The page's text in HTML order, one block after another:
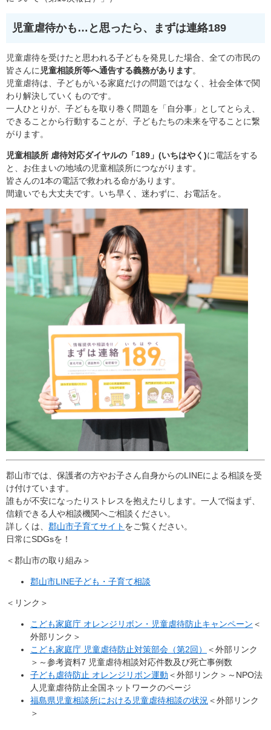
児童虐待かも…と思ったら、まずは連絡189
児童虐待を受けたと思われる子どもを発見した場合、全ての市民の
皆さんに 児童相談所等へ通告する義務があります。
​児童虐待は、子どもがいる家庭だけの問題ではなく、社会全体で関
わり解決していくものです。
​一人ひとりが、子どもを取り巻く問題を「自分事」としてとらえ、
できることから行動することが、子どもたちの未来を守ることに繋
がります。
児童相談所 虐待対応ダイヤルの「189」(いちはやく)に電話をする
と、お住まいの地域の児童相談所につながります。
皆さんの1本の電話で救われる命があります。
間違いでも大丈夫です。いち早く、迷わずに、お電話を。
郡山市では、保護者の方やお子さん自身からのLINEによる相談を受
け付けています。
誰もが不安になったりストレスを抱えたりします。一人で悩まず、
信頼できる人や相談機関へご相談ください。
詳しくは、 郡山市子育てサイト をご覧ください。
日常にSDGsを！
＜郡山市の取り組み＞
郡山市LINE子ども・子育て相談
＜リンク＞
こども家庭庁 オレンジリボン・児童虐待防止キャンペーン ＜
外部リンク＞
こども家庭庁 児童虐待防止対策部会（第2回）
＜外部リンク
＞ ～参考資料7 児童虐待相談対応件数及び死亡事例数
子ども虐待防止 オレンジリボン運動 ＜外部リンク＞ ～NPO法
人児童虐待防止全国ネットワークのページ
福島県児童相談所における児童虐待相談の状況 ＜外部リンク
＞